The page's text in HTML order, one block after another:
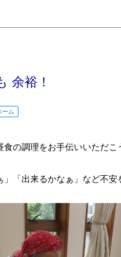
余裕！
ーム
の調理をお手伝いいただこ
」「出来るかなぁ」など不